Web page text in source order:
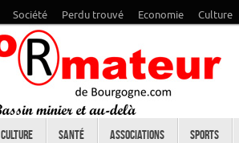
Société Perdu trouvé Economie Culture
Culture Santé Associations Sports